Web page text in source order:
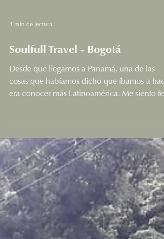
4 min de lectura
Soulfull Travel - Bogotá
de...